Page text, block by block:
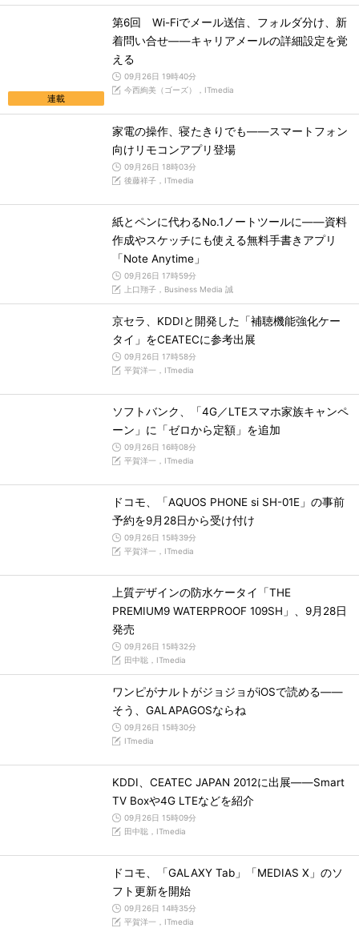
連載
第6回 Wi-Fiでメール送信、フォルダ分け、新
着問い合せ――キャリアメールの詳細設定を覚
える
09月26日 19時40分
今西絢美（ゴーズ），ITmedia
家電の操作、寝たきりでも――スマートフォン
向けリモコンアプリ登場
09月26日 18時03分
後藤祥子，ITmedia
紙とペンに代わるNo.1ノートツールに――資料
作成やスケッチにも使える無料手書きアプリ
「Note Anytime」
09月26日 17時59分
上口翔子，Business Media 誠
京セラ、KDDIと開発した「補聴機能強化ケー
タイ」をCEATECに参考出展
09月26日 17時58分
平賀洋一，ITmedia
ソフトバンク、「4G／LTEスマホ家族キャンペ
ーン」に「ゼロから定額」を追加
09月26日 16時08分
平賀洋一，ITmedia
ドコモ、「AQUOS PHONE si SH-01E」の事前
予約を9月28日から受け付け
09月26日 15時39分
平賀洋一，ITmedia
上質デザインの防水ケータイ「THE
PREMIUM9 WATERPROOF 109SH」、9月28日
発売
09月26日 15時32分
田中聡，ITmedia
ワンピがナルトがジョジョがiOSで読める――
そう、GALAPAGOSならね
09月26日 15時30分
ITmedia
KDDI、CEATEC JAPAN 2012に出展――Smart
TV Boxや4G LTEなどを紹介
09月26日 15時09分
田中聡，ITmedia
ドコモ、「GALAXY Tab」「MEDIAS X」のソ
フト更新を開始
09月26日 14時35分
平賀洋一，ITmedia